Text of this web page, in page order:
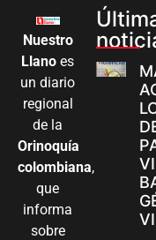
Nuestro
Llano es
un diario
regional
de la
Orinoquía
colombiana,
que
informa
sobre